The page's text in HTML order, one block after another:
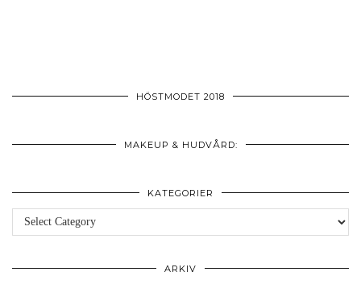
HÖSTMODET 2018
MAKEUP & HUDVÅRD:
KATEGORIER
Kategorier
ARKIV